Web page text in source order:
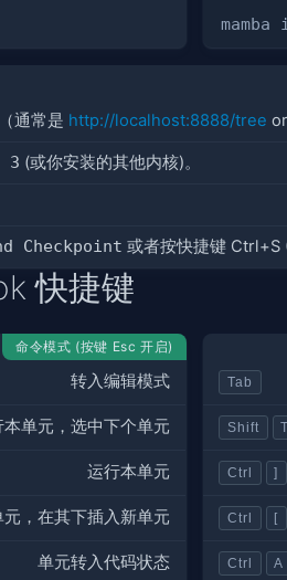
通常是 http://localhost:8888/tree or
3 (或你安装的其他内核)。
Checkpoint 或者按快捷键 Ctrl+S
快捷键
命令模式 (按键 Esc 开启)
转入编辑模式
本单元，选中下个单元
运行本单元
，在其下插入新单元
单元转入代码状态
Tab
Shift
Ctrl ]
Ctrl [
Ctrl A